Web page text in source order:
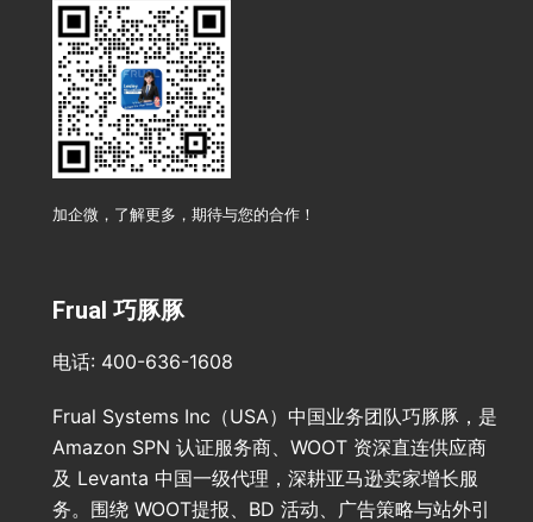
加企微，了解更多，期待与您的合作！
Frual 巧豚豚
电话: 400-636-1608
Frual Systems Inc（USA）中国业务团队巧豚豚，是
Amazon SPN 认证服务商、WOOT 资深直连供应商
及 Levanta 中国一级代理，深耕亚马逊卖家增长服
务。围绕 WOOT提报、BD 活动、广告策略与站外引